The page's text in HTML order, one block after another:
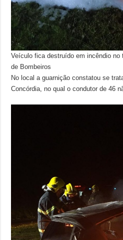
Veículo fica destruído em incêndio no
de Bombeiros
No local a guarnição constatou se
Concórdia, no qual o condutor de 46